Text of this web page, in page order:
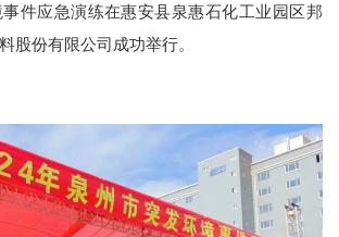
件应急演练在惠安县泉惠石化工业园区邦
股份有限公司成功举行。